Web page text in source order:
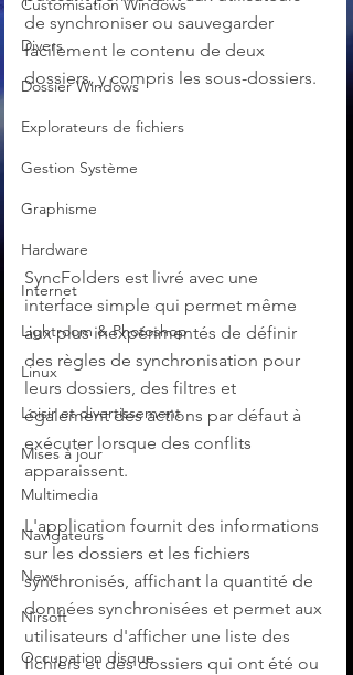
Customisation Windows
Divers
Dossier Windows
Explorateurs de fichiers
Gestion Système
Graphisme
Hardware
Internet
Lightroom & Photoshop
Linux
Loisir et divertissement
Mises à jour
Multimedia
Navigateurs
News
Nirsoft
Occupation disque
de synchroniser ou sauvegarder
facilement le contenu de deux
dossiers, y compris les sous-dossiers.
SyncFolders est livré avec une
interface simple qui permet même
aux plus inexpérimentés de définir
des règles de synchronisation pour
leurs dossiers, des filtres et
également des actions par défaut à
exécuter lorsque des conflits
apparaissent.
L'application fournit des informations
sur les dossiers et les fichiers
synchronisés, affichant la quantité de
données synchronisées et permet aux
utilisateurs d'afficher une liste des
fichiers et des dossiers qui ont été ou